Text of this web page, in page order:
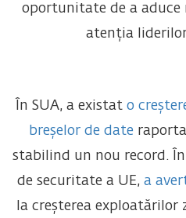
oportunitate de a aduce
atenția
În SUA, a existat o
breșelor de date
stabilind un nou record. În
de securitate a UE, a
la creșterea